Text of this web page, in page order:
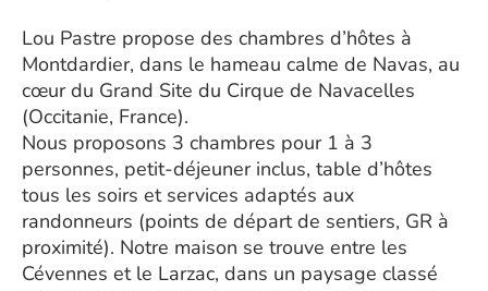
Lou Pastre propose des chambres d’hôtes à
Montdardier, dans le hameau calme de Navas, au
cœur du Grand Site du Cirque de Navacelles
(Occitanie, France).
Nous proposons 3 chambres pour 1 à 3
personnes, petit-déjeuner inclus, table d’hôtes
tous les soirs et services adaptés aux
randonneurs (points de départ de sentiers, GR à
proximité). Notre maison se trouve entre les
Cévennes et le Larzac, dans un paysage classé